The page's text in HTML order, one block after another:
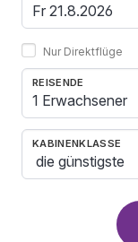
Nur Direktflüge
REISENDE
1 Erwachsener
KABINENKLASSE